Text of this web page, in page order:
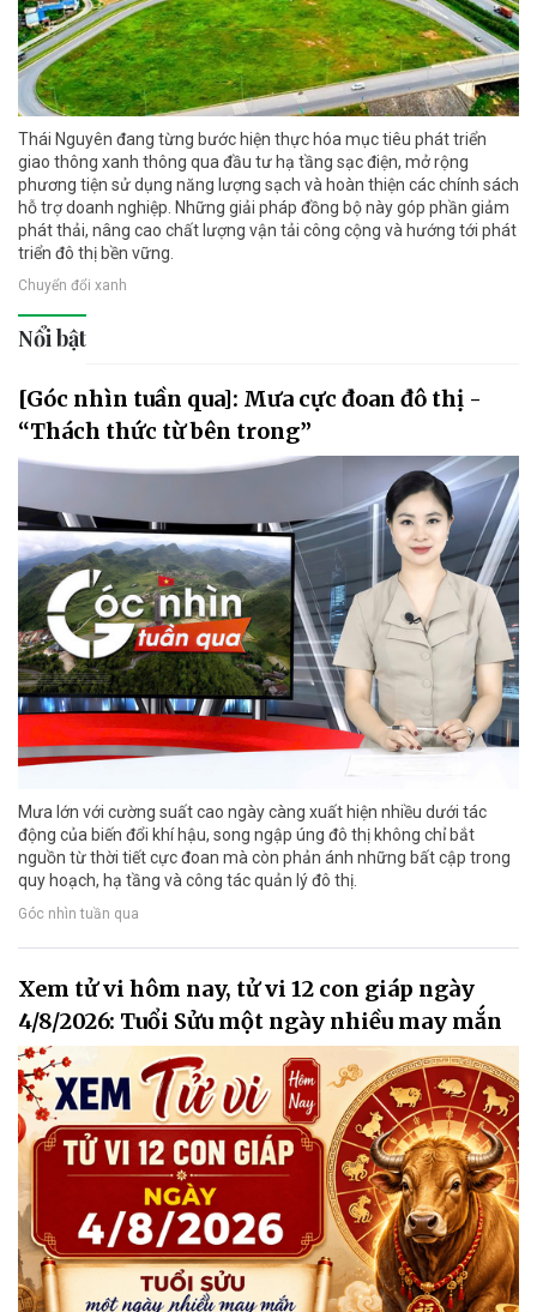
Thái Nguyên đang từng bước hiện thực hóa mục tiêu phát triển
giao thông xanh thông qua đầu tư hạ tầng sạc điện, mở rộng
phương tiện sử dụng năng lượng sạch và hoàn thiện các chính sách
hỗ trợ doanh nghiệp. Những giải pháp đồng bộ này góp phần giảm
phát thải, nâng cao chất lượng vận tải công cộng và hướng tới phát
triển đô thị bền vững.
Chuyển đổi xanh
Nổi bật
[Góc nhìn tuần qua]: Mưa cực đoan đô thị -
“Thách thức từ bên trong”
Mưa lớn với cường suất cao ngày càng xuất hiện nhiều dưới tác
động của biến đổi khí hậu, song ngập úng đô thị không chỉ bắt
nguồn từ thời tiết cực đoan mà còn phản ánh những bất cập trong
quy hoạch, hạ tầng và công tác quản lý đô thị.
Góc nhìn tuần qua
Xem tử vi hôm nay, tử vi 12 con giáp ngày
4/8/2026: Tuổi Sửu một ngày nhiều may mắn